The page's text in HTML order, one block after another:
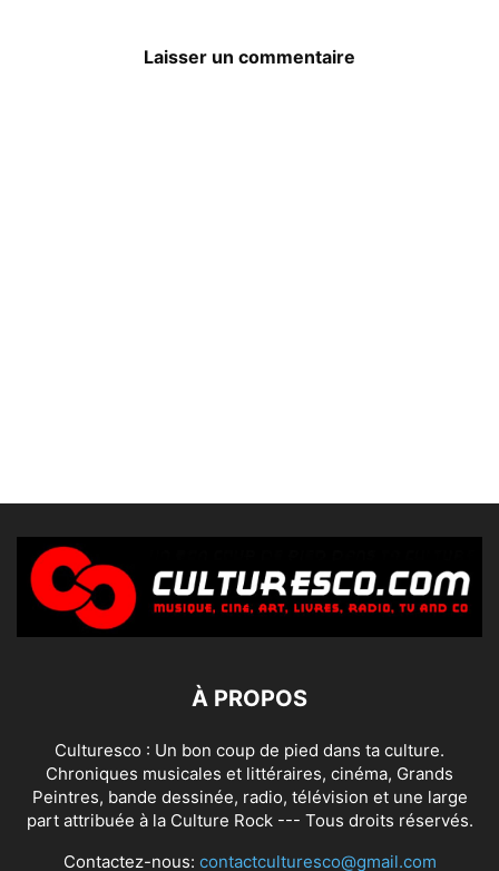
Laisser un commentaire
À PROPOS
Culturesco : Un bon coup de pied dans ta culture.
Chroniques musicales et littéraires, cinéma, Grands
Peintres, bande dessinée, radio, télévision et une large
part attribuée à la Culture Rock --- Tous droits réservés.
Contactez-nous: contactculturesco@gmail.com